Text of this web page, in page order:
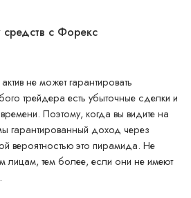
с Форекс
не может гарантировать
трейдера есть убыточные сделки и
Поэтому, когда вы видите на
гарантированный доход через
вероятностью это пирамида. Не
лицам, тем более, если они не имеют